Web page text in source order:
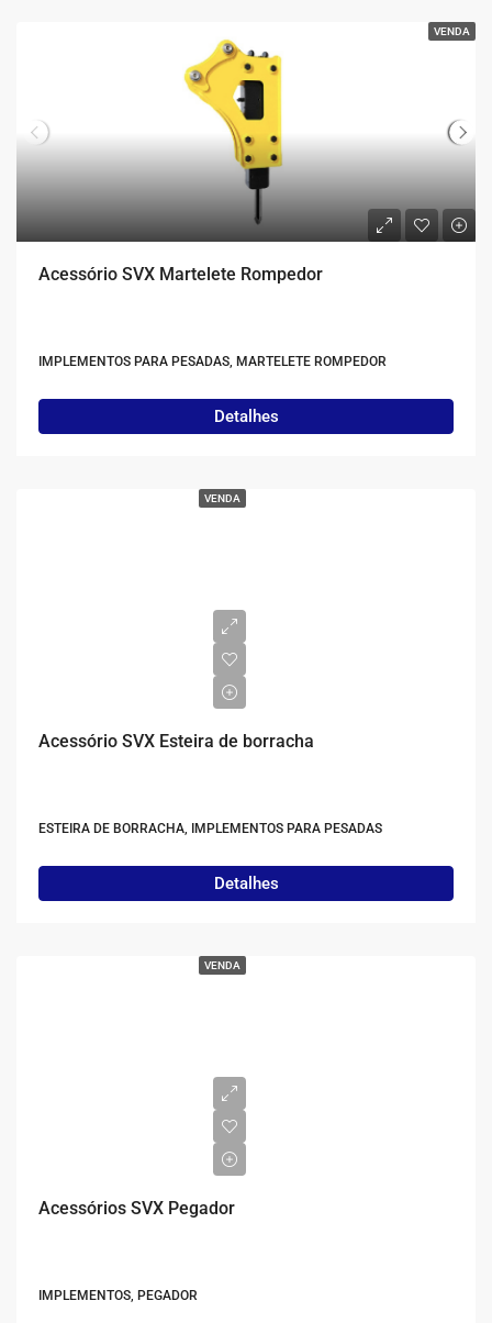
VENDA
Acessório SVX Martelete Rompedor
IMPLEMENTOS PARA PESADAS, MARTELETE ROMPEDOR
Detalhes
VENDA
Acessório SVX Esteira de borracha
ESTEIRA DE BORRACHA, IMPLEMENTOS PARA PESADAS
Detalhes
VENDA
Acessórios SVX Pegador
IMPLEMENTOS, PEGADOR